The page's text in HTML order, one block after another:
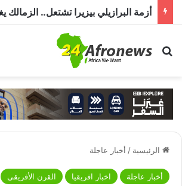
بحث عن
الرئيسية / أخبار عاجلة
أخبار عاجلة اخبار افريقيا القرن الأفريقى